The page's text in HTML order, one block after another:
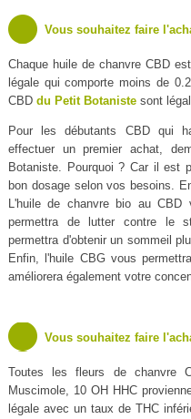
Vous souhaitez faire
Chaque huile de chanvre CBD
légale qui comporte moins de
CBD du Petit Botanistesont
Pour les débutants CBD qui
effectuer un premier achat,
Botaniste. Pourquoi ? Car il est
bon dosage selon vos besoins.
L'huile de chanvre bio au
permettra de lutter contre le
permettra d'obtenir un sommeil
Enfin, l'huile CBG vous
améliorera également votre
Vous souhaitez faire
Toutes les fleurs de chanvre
Muscimole, 10 OH HHC
légale avec un taux de THC